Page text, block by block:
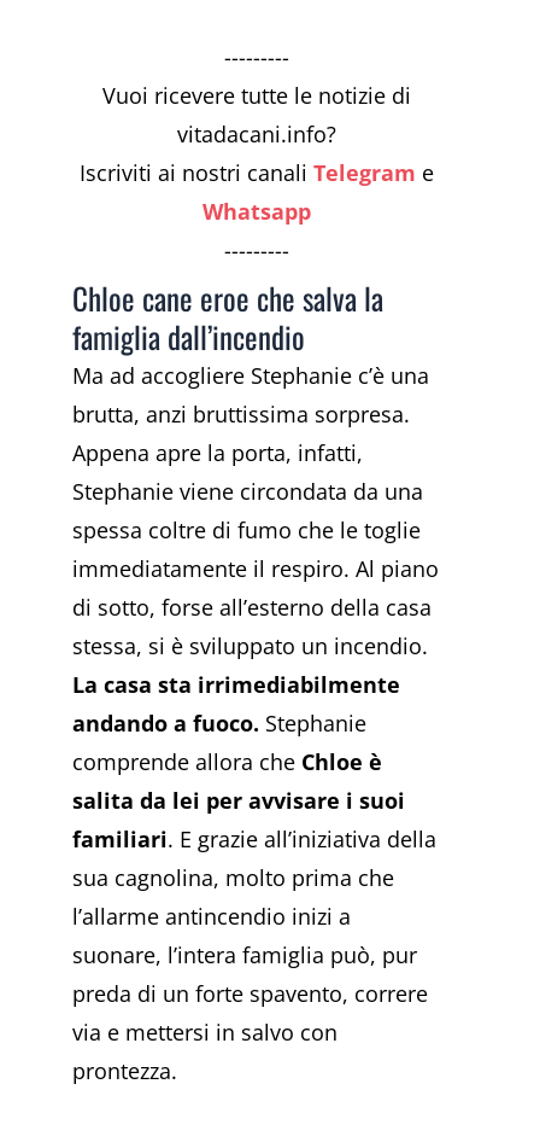
---------
Vuoi ricevere tutte le notizie di
vitadacani.info?
Iscriviti ai nostri canali Telegram e
Whatsapp
---------
Chloe cane eroe che salva la
famiglia dall’incendio
Ma ad accogliere Stephanie c’è una
brutta, anzi bruttissima sorpresa.
Appena apre la porta, infatti,
Stephanie viene circondata da una
spessa coltre di fumo che le toglie
immediatamente il respiro. Al piano
di sotto, forse all’esterno della casa
stessa, si è sviluppato un incendio.
La casa sta irrimediabilmente
andando a fuoco. Stephanie
comprende allora che Chloe è
salita da lei per avvisare i suoi
familiari. E grazie all’iniziativa della
sua cagnolina, molto prima che
l’allarme antincendio inizi a
suonare, l’intera famiglia può, pur
preda di un forte spavento, correre
via e mettersi in salvo con
prontezza.